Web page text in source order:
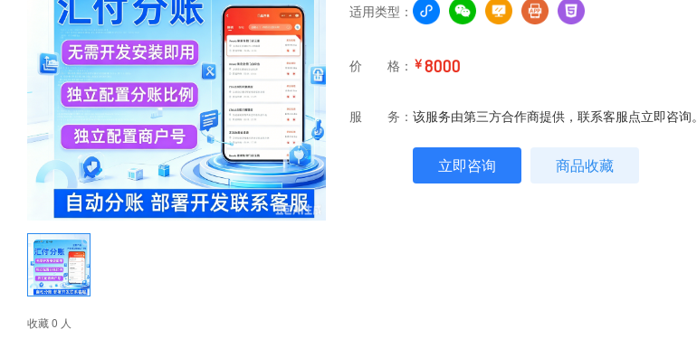
收藏 0 人
适用类型：
价 格： ￥8000
服 务： 该服务由第三方合作商提供，联系客服点立即咨询。
立即咨询 商品收藏